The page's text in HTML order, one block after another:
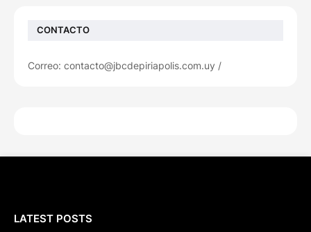
CONTACTO
Correo: contacto@jbcdepiriapolis.com.uy /
LATEST POSTS